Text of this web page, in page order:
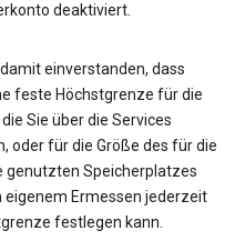
deaktiviert.
einverstanden, dass
feste Höchstgrenze für die
Sie über die Services
oder für die Größe des für die
genutzten Speicherplatzes
Ermessen jederzeit
festlegen kann.